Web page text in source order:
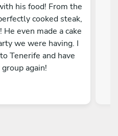
his food! From the
cooked steak,
even made a cake
we were having. I
Tenerife and have
again!